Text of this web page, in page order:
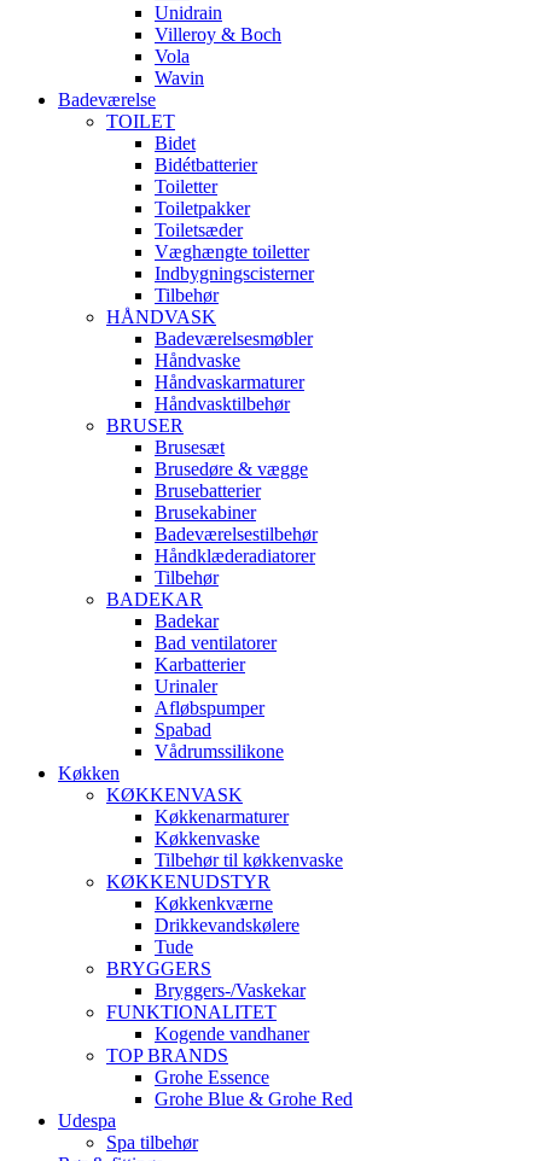
Unidrain
Villeroy & Boch
Vola
Wavin
Badeværelse
TOILET
Bidet
Bidétbatterier
Toiletter
Toiletpakker
Toiletsæder
Væghængte toiletter
Indbygningscisterner
Tilbehør
HÅNDVASK
Badeværelsesmøbler
Håndvaske
Håndvaskarmaturer
Håndvasktilbehør
BRUSER
Brusesæt
Brusedøre & vægge
Brusebatterier
Brusekabiner
Badeværelsestilbehør
Håndklæderadiatorer
Tilbehør
BADEKAR
Badekar
Bad ventilatorer
Karbatterier
Urinaler
Afløbspumper
Spabad
Vådrumssilikone
Køkken
KØKKENVASK
Køkkenarmaturer
Køkkenvaske
Tilbehør til køkkenvaske
KØKKENUDSTYR
Køkkenkværne
Drikkevandskølere
Tude
BRYGGERS
Bryggers-/Vaskekar
FUNKTIONALITET
Kogende vandhaner
TOP BRANDS
Grohe Essence
Grohe Blue & Grohe Red
Udespa
Spa tilbehør